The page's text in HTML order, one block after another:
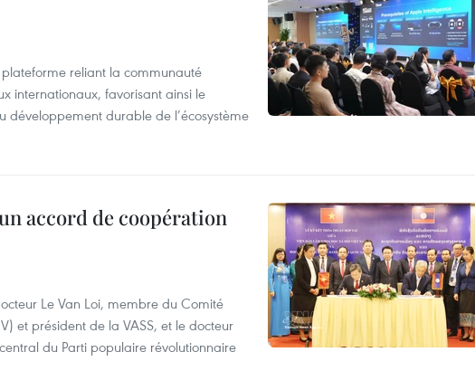
reliant la communauté
internationaux, favorisant ainsi le
développement durable de l’écosystème
accord de coopération
Le Van Loi, membre du Comité
et président de la VASS, et le docteur
du Parti populaire révolutionnaire